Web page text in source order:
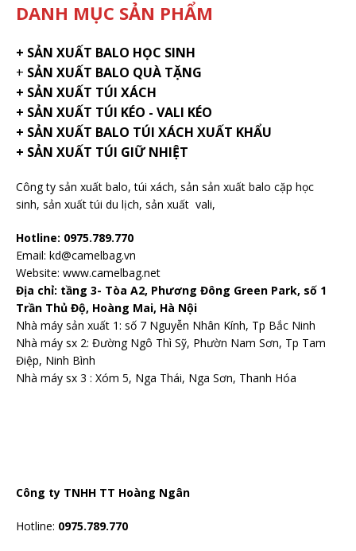
DANH MỤC SẢN PHẨM
+ SẢN XUẤT BALO HỌC SINH
+ SẢN XUẤT BALO QUÀ TẶNG
+ SẢN XUẤT TÚI XÁCH
+ SẢN XUẤT TÚI KÉO - VALI KÉO
+ SẢN XUẤT BALO TÚI XÁCH XUẤT KHẨU
+ SẢN XUẤT TÚI GIỮ NHIỆT
Công ty sản xuất balo, túi xách, sản sản xuất balo cặp học
sinh, sản xuất túi du lịch, sản xuất vali,
Hotline: 0975.789.770
Email: kd@camelbag.vn
Website: www.camelbag.net
Địa chỉ: tầng 3- Tòa A2, Phương Đông Green Park, số 1
Trần Thủ Độ, Hoàng Mai, Hà Nội
Nhà máy sản xuất 1: số 7 Nguyễn Nhân Kính, Tp Bắc Ninh
Nhà máy sx 2: Đường Ngô Thì Sỹ, Phườn Nam Sơn, Tp Tam
Điệp, Ninh Bình
Nhà máy sx 3 : Xóm 5, Nga Thái, Nga Sơn, Thanh Hóa
Công ty TNHH TT Hoàng Ngân
Hotline: 0975.789.770